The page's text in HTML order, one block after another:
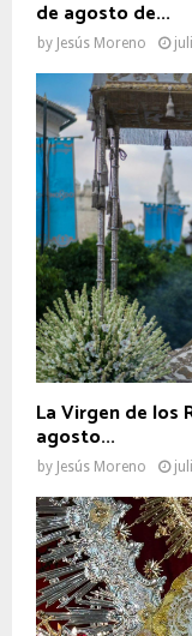
de agosto de...
by Jesús Moreno
La Virgen de los
agosto...
by Jesús Moreno